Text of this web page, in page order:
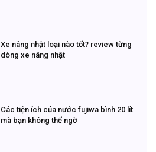
Xe nâng nhật loại nào tốt? review từng
dòng xe nâng nhật
Các tiện ích của nước fujiwa bình 20 lít
mà bạn không thể ngờ